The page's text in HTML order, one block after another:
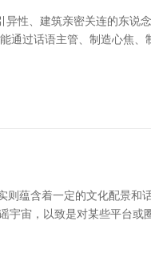
性、建筑亲密关连的东说
过话语主管、制造心焦、
蕴含着一定的文化配景和
宇宙，以致是对某些平台